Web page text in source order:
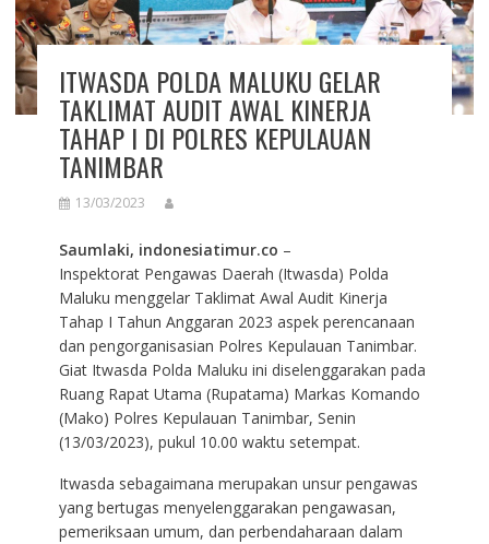
ITWASDA POLDA MALUKU GELAR
TAKLIMAT AUDIT AWAL KINERJA
TAHAP I DI POLRES KEPULAUAN
TANIMBAR
13/03/2023
Saumlaki, indonesiatimur.co –
Inspektorat Pengawas Daerah (Itwasda) Polda
Maluku menggelar Taklimat Awal Audit Kinerja
Tahap I Tahun Anggaran 2023 aspek perencanaan
dan pengorganisasian Polres Kepulauan Tanimbar.
Giat Itwasda Polda Maluku ini diselenggarakan pada
Ruang Rapat Utama (Rupatama) Markas Komando
(Mako) Polres Kepulauan Tanimbar, Senin
(13/03/2023), pukul 10.00 waktu setempat.
Itwasda sebagaimana merupakan unsur pengawas
yang bertugas menyelenggarakan pengawasan,
pemeriksaan umum, dan perbendaharaan dalam